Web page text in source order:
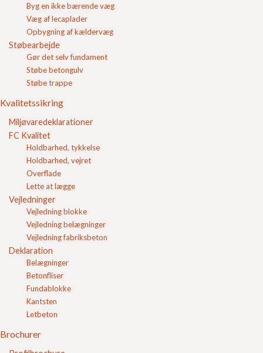
Byg en ikke bærende væg
Væg af lecaplader
Opbygning af kældervæg
Støbearbejde
Gør det selv fundament
Støbe betongulv
Støbe trappe
Kvalitetssikring
Miljøvaredeklarationer
FC Kvalitet
Holdbarhed, tykkelse
Holdbarhed, vejret
Overflade
Lette at lægge
Vejledninger
Vejledning blokke
Vejledning belægninger
Vejledning fabriksbeton
Deklaration
Belægninger
Betonfliser
Fundablokke
Kantsten
Letbeton
Brochurer
Betonfliser
Betonklinker
Blandesats
Bundne materialer
Byggelinie
Byggematerialer
Cementbundet grus
Cementklinker
Dampspærre
E-værdi (E-modul)
Fliseterrasse
Forskalling
Friktionskoefficient
Fugeknaster
Fundament
Grundmursplade
Havetrappe